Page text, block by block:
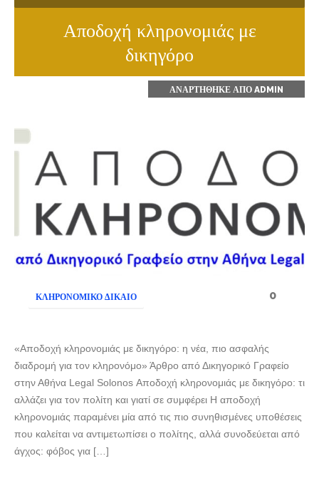
Αποδοχή κληρονομιάς με
δικηγόρο
ΑΝΑΡΤΉΘΗΚΕ ΑΠΌ ADMIN
ΚΛΗΡΟΝΟΜΙΚΌ ΔΊΚΑΙΟ 0
«Αποδοχή κληρονομιάς με δικηγόρο: η νέα, πιο ασφαλής
διαδρομή για τον κληρονόμο» Άρθρο από Δικηγορικό Γραφείο
στην Αθήνα Legal Solonos Αποδοχή κληρονομιάς με δικηγόρο: τι
αλλάζει για τον πολίτη και γιατί σε συμφέρει Η αποδοχή
κληρονομιάς παραμένει μία από τις πιο συνηθισμένες υποθέσεις
που καλείται να αντιμετωπίσει ο πολίτης, αλλά συνοδεύεται από
άγχος: φόβος για […]